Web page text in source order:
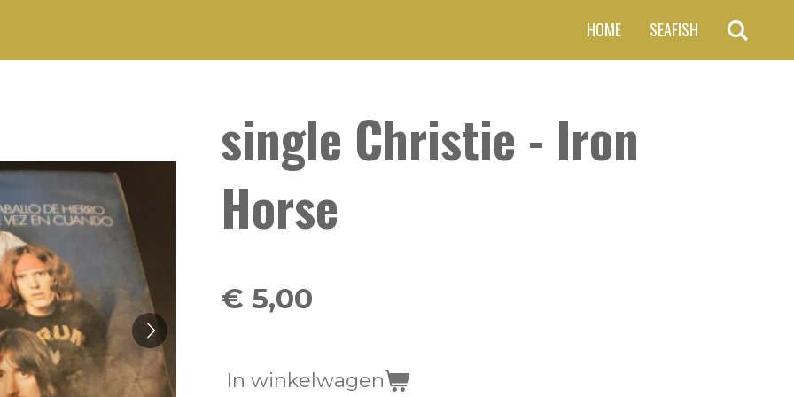
HOME SEAFISH
single Christie - Iron
Horse
€ 5,00
In winkelwagen